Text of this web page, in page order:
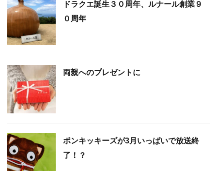
ドラクエ誕生３０周年、ルナール創業９
０周年
両親へのプレゼントに
ポンキッキーズが3月いっぱいで放送終
了！？